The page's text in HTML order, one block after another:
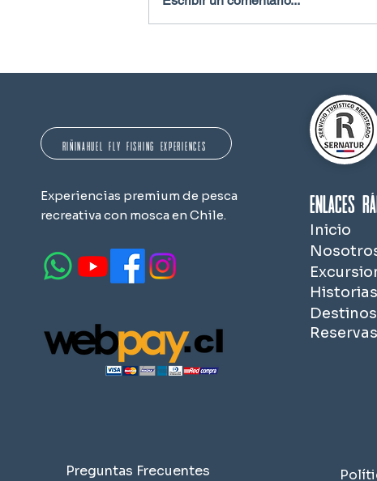
RIÑINAHUEL FLY FISHING EXPERIENCES
Experiencias premium de pesca
recreativa con mosca en Chile.
Preguntas Frecuentes
Enlaces
Inicio
Historias
Reservas